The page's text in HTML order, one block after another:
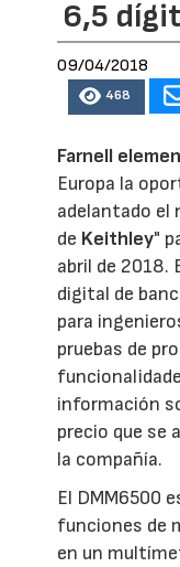
6,5
09/04/2018
468
Farnell
Europa la
adelantado el
de Keithley"
abril de 2018.
digital de
para
pruebas de
información
precio que se
la compañía.
El DMM6500
funciones de
en un